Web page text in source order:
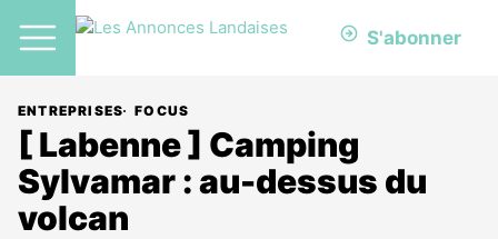
S'abonner
ENTREPRISES FOCUS
[ Labenne ] Camping
Sylvamar : au-dessus du
volcan